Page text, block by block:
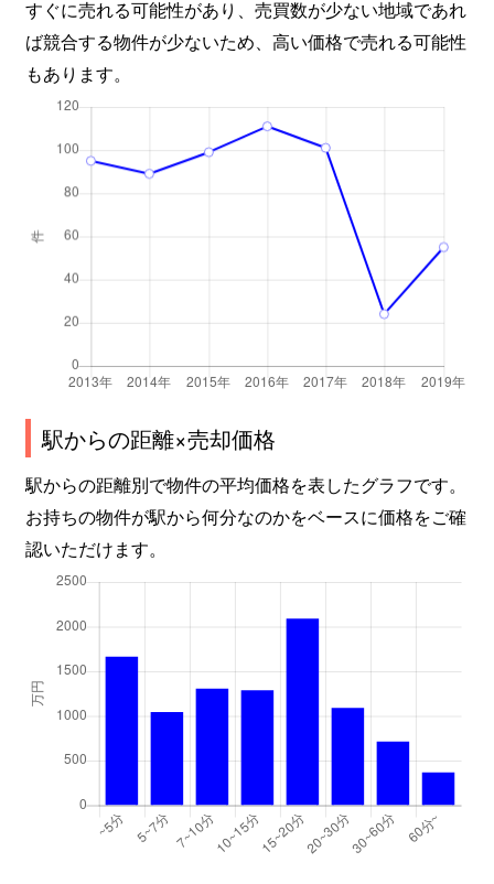
すぐに売れる可能性があり、売買数が少ない地域であれ
ば競合する物件が少ないため、高い価格で売れる可能性
もあります。
駅からの距離×売却価格
駅からの距離別で物件の平均価格を表したグラフです。
お持ちの物件が駅から何分なのかをベースに価格をご確
認いただけます。